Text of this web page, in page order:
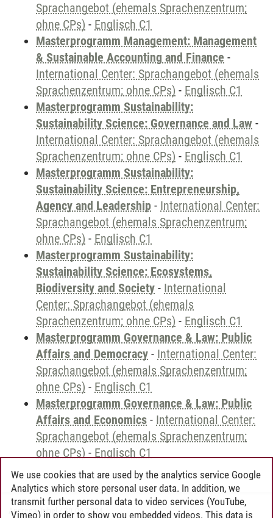
Sprachangebot (ehemals Sprachenzentrum;
ohne CPs) - Englisch C1
Masterprogramm Management: Management
& Sustainable Accounting and Finance -
International Center: Sprachangebot (ehemals
Sprachenzentrum; ohne CPs) - Englisch C1
Masterprogramm Sustainability:
Sustainability Science: Governance and Law -
International Center: Sprachangebot (ehemals
Sprachenzentrum; ohne CPs) - Englisch C1
Masterprogramm Sustainability:
Sustainability Science: Entrepreneurship,
Agency and Leadership - International Center:
Sprachangebot (ehemals Sprachenzentrum;
ohne CPs) - Englisch C1
Masterprogramm Sustainability:
Sustainability Science: Ecosystems,
Biodiversity and Society - International
Center: Sprachangebot (ehemals
Sprachenzentrum; ohne CPs) - Englisch C1
Masterprogramm Governance & Law: Public
Affairs and Democracy - International Center:
Sprachangebot (ehemals Sprachenzentrum;
ohne CPs) - Englisch C1
Masterprogramm Governance & Law: Public
Affairs and Economics - International Center:
Sprachangebot (ehemals Sprachenzentrum;
ohne CPs) - Englisch C1
Andreea Tribel 30.06.2024
We use cookies that are used by the analytics service Google
Analytics which store personal user data. In addition, we
transmit further personal data to video services (YouTube,
Vimeo) in order to show you embedded videos. This data is